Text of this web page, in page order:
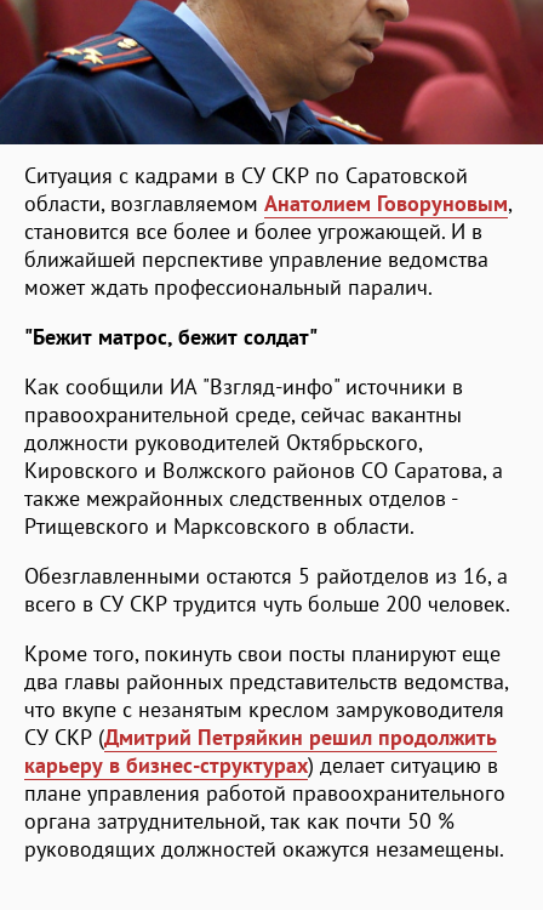
Ситуация с кадрами в СУ СКР по Саратовской
области, возглавляемом Анатолием Говоруновым,
становится все более и более угрожающей. И в
ближайшей перспективе управление ведомства
может ждать профессиональный паралич.
"Бежит матрос, бежит солдат"
Как сообщили ИА "Взгляд-инфо" источники в
правоохранительной среде, сейчас вакантны
должности руководителей Октябрьского,
Кировского и Волжского районов СО Саратова, а
также межрайонных следственных отделов -
Ртищевского и Марксовского в области.
Обезглавленными остаются 5 райотделов из 16, а
всего в СУ СКР трудится чуть больше 200 человек.
Кроме того, покинуть свои посты планируют еще
два главы районных представительств ведомства,
что вкупе с незанятым креслом замруководителя
СУ СКР (Дмитрий Петряйкин решил продолжить
карьеру в бизнес-структурах) делает ситуацию в
плане управления работой правоохранительного
органа затруднительной, так как почти 50 %
руководящих должностей окажутся незамещены.